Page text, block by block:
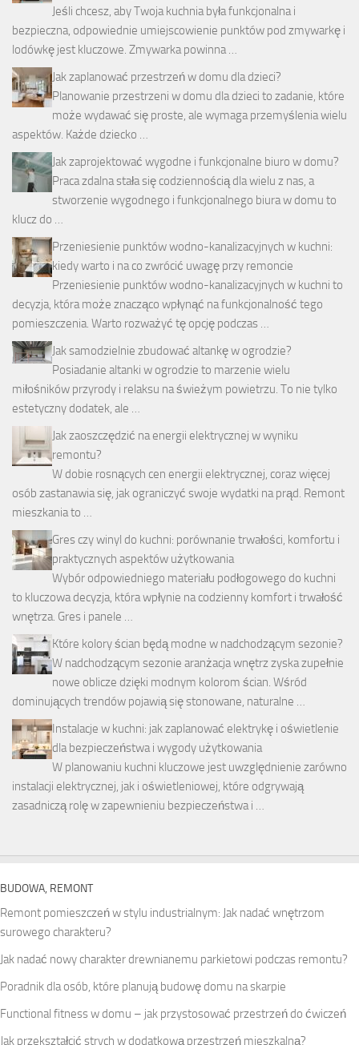
Jeśli chcesz, aby Twoja kuchnia była funkcjonalna i
bezpieczna, odpowiednie umiejscowienie punktów pod zmywarkę i
lodówkę jest kluczowe. Zmywarka powinna …
Jak zaplanować przestrzeń w domu dla dzieci?
Planowanie przestrzeni w domu dla dzieci to zadanie, które
może wydawać się proste, ale wymaga przemyślenia wielu
aspektów. Każde dziecko …
Jak zaprojektować wygodne i funkcjonalne biuro w domu?
Praca zdalna stała się codziennością dla wielu z nas, a
stworzenie wygodnego i funkcjonalnego biura w domu to
klucz do …
Przeniesienie punktów wodno-kanalizacyjnych w kuchni:
kiedy warto i na co zwrócić uwagę przy remoncie
Przeniesienie punktów wodno-kanalizacyjnych w kuchni to
decyzja, która może znacząco wpłynąć na funkcjonalność tego
pomieszczenia. Warto rozważyć tę opcję podczas …
Jak samodzielnie zbudować altankę w ogrodzie?
Posiadanie altanki w ogrodzie to marzenie wielu
miłośników przyrody i relaksu na świeżym powietrzu. To nie tylko
estetyczny dodatek, ale …
Jak zaoszczędzić na energii elektrycznej w wyniku
remontu?
W dobie rosnących cen energii elektrycznej, coraz więcej
osób zastanawia się, jak ograniczyć swoje wydatki na prąd. Remont
mieszkania to …
Gres czy winyl do kuchni: porównanie trwałości, komfortu i
praktycznych aspektów użytkowania
Wybór odpowiedniego materiału podłogowego do kuchni
to kluczowa decyzja, która wpłynie na codzienny komfort i trwałość
wnętrza. Gres i panele …
Które kolory ścian będą modne w nadchodzącym sezonie?
W nadchodzącym sezonie aranżacja wnętrz zyska zupełnie
nowe oblicze dzięki modnym kolorom ścian. Wśród
dominujących trendów pojawią się stonowane, naturalne …
Instalacje w kuchni: jak zaplanować elektrykę i oświetlenie
dla bezpieczeństwa i wygody użytkowania
W planowaniu kuchni kluczowe jest uwzględnienie zarówno
instalacji elektrycznej, jak i oświetleniowej, które odgrywają
zasadniczą rolę w zapewnieniu bezpieczeństwa i …
BUDOWA, REMONT
Remont pomieszczeń w stylu industrialnym: Jak nadać wnętrzom
surowego charakteru?
Jak nadać nowy charakter drewnianemu parkietowi podczas remontu?
Poradnik dla osób, które planują budowę domu na skarpie
Functional fitness w domu – jak przystosować przestrzeń do ćwiczeń
Jak przekształcić strych w dodatkową przestrzeń mieszkalną?